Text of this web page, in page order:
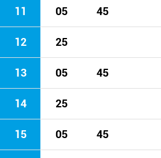
11 05 45
12 25
13 05 45
14 25
15 05 45